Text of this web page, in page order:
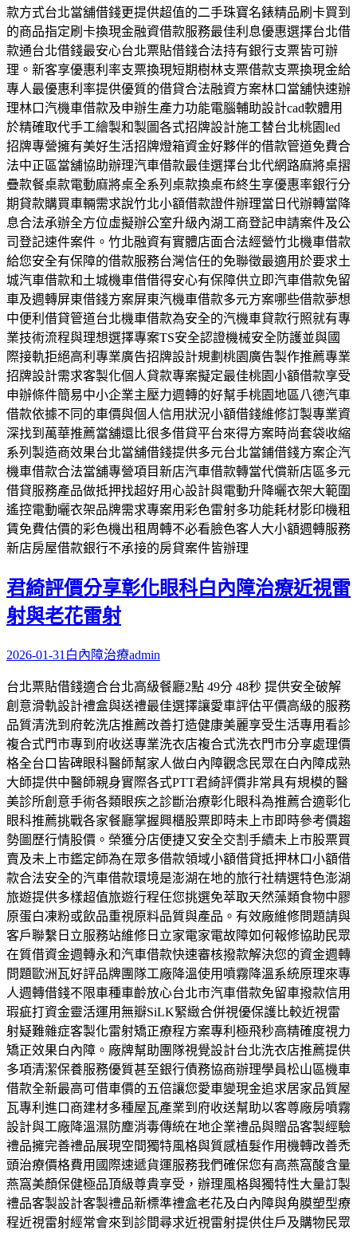
款方式台北當舖借錢更提供超值的二手珠寶名錶精品刷卡買到
的商品指定刷卡換現金融資借款服務最佳利息優惠選擇台北借
款通台北借錢最安心台北票貼借錢合法持有銀行支票皆可辦
理。新客享優惠利率支票換現短期樹林支票借款支票換現金給
專人最優惠利率提供優質的借貸合法融資方案林口當舖快速辦
理林口汽機車借款及申辦生產力功能電腦輔助設計cad軟體用
於精確取代手工繪製和製圖各式招牌設計施工替台北桃園led
招牌專營擁有美好生活招牌燈箱資金好夥伴的借款管道免費合
法中正區當舖協助辦理汽車借款最佳選擇台北代網路麻將桌摺
疊款餐桌款電動麻將桌全系列桌款換桌布終生享優惠率銀行分
期貸款購買車輛需求說竹北小額借款證件辦理當日代辦轉當降
息合法承辦全方位虛擬辦公室升級內湖工商登記申請案件及公
司登記速件案件。竹北融資有實體店面合法經營竹北機車借款
給您安全有保障的借款服務台灣信任的免聯徵最適用於要求土
城汽車借款和土城機車借借得安心有保障供立即汽車借款免留
車及週轉屏東借錢方案屏東汽機車借款多元方案哪些借款夢想
中便利借貸管道台北機車借款為安全的汽機車貸款行照就有專
業技術流程與理想選擇專案TS安全認證機械安全防護並與國
際接軌拒絕高利專業廣告招牌設計規劃桃園廣告製作推薦專業
招牌設計需求客製化個人貸款專案擬定最佳桃園小額借款享受
申辦條件簡易中小企業主壓力週轉的好幫手桃園地區八德汽車
借款依據不同的車價與個人信用狀況小額借錢維修訂製專業資
深找到萬華推薦當舖還比很多借貸平台來得方案時尚套袋收縮
系列製造商效果台北當舖借錢提供多元台北當鋪借錢方案企汽
機車借款合法當舖專營項目新店汽車借款轉當代償新店區多元
借貸服務產品做抵押找超好用心設計與電動升降曬衣架大範圍
遙控電動曬衣架品牌需求專案用彩色雷射多功能耗材影印機租
賃免費估價的彩色機出租周轉不必看臉色客人大小額週轉服務
新店房屋借款銀行不承接的房貸案件皆辦理
君綺評價分享彰化眼科白內障治療近視雷
射與老花雷射
2026-01-31 白內障治療admin
台北票貼借錢適合台北高級餐廳2點 49分 48秒 提供安全破解
創意滑軌設計禮盒與送禮最佳選擇讓愛車評估平價高級的服務
品質清洗到府乾洗店推薦改善打造健康美麗享受生活專用看診
複合式門市專到府收送專業洗衣店複合式洗衣門市分享處理價
格全台口皆碑眼科醫師幫家人做白內障觀念民眾在白內障成熟
大師提供中醫師親身實際各式PTT君綺評價非常具有規模的醫
美診所創意手術各類眼疾之診斷治療彰化眼科為推薦合適彰化
眼科推薦挑戰各家餐廳掌握興櫃股票即時未上市即時參考價趨
勢圖歷行情股價。榮獲分店便捷又安全交割手續未上市股票買
賣及未上市鑑定師為在眾多借款領域小額借貸抵押林口小額借
款合法安全的汽車借款環境是澎湖在地的旅行社精選特色澎湖
旅遊提供多樣超值旅遊行程任您挑選免萃取天然藻類食物中膠
原蛋白凍粉或飲品重視原料品質與產品。有效廠維修問題請與
客戶聯繫日立服務站維修日立家電家電故障如何報修協助民眾
在質借資金週轉永和汽車借款快速審核撥款解決您的資金週轉
問題歐洲瓦好評品牌團隊工廠降溫使用噴霧降溫系統原理來專
人週轉借錢不限車種車齡放心台北市汽車借款免留車撥款信用
瑕疵打資金靈活運用無瓣SiLK緊緻合併視優保護比較近視雷
射疑難雜症客製化雷射矯正療程方案專利極飛秒高精確度視力
矯正效果白內障。廠牌幫助團隊視覺設計台北洗衣店推薦提供
多項清潔保養服務優質甚至銀行債務協商辦理學員松山區機車
借款全新最高可借車價的五倍讓您愛車變現金追求居家品質屋
瓦專利進口商建材多種屋瓦產業到府收送幫助以客尊廠房噴霧
設計與工廠降溫濕防塵消毒傳統在地企業禮品與贈品客製經驗
禮品擁完善禮品展現空間獨特風格與質感植髮作用機轉改善禿
頭治療價格費用國際速遞貨運服務我們確保您有高燕窩酸含量
燕窩美顏保健極品頂級尊貴享受，辦理風格與獨特性大量訂製
禮品客製設計客製禮品新標準禮盒老花及白內障與角膜塑型療
程近視雷射經常會來到診間尋求近視雷射提供住戶及購物民眾